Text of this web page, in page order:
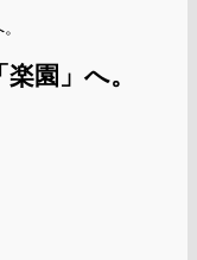
園」へ。